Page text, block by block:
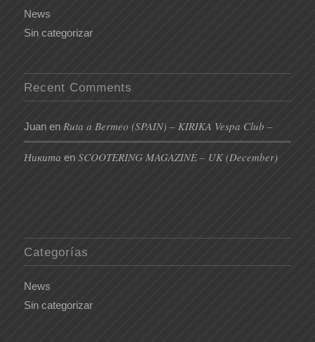
News
Sin categorizar
Recent Comments
Juanen Ruta a Bermeo (SPAIN) – KIRIKA Vespa Club –
Никита en SCOOTERING MAGAZINE – UK (December)
Categorías
News
Sin categorizar